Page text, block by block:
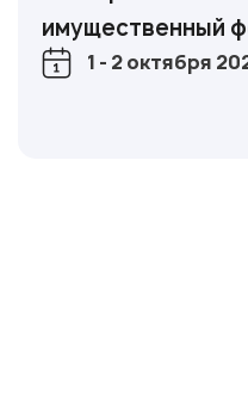
имущественный
1 - 2 октября